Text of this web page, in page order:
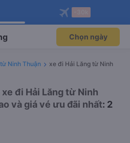
ngay!
thành viên độc
Mở app
đặt vé máy bay qua
Mở app
Chọn ngày
Ninh Thuận
xe đi Hải Lăng từ Ninh
đi Hải Lăng từ Ninh
và giá vé ưu đãi nhất: 2